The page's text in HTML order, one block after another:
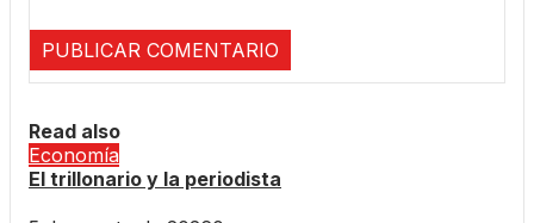
Read also
Economía
El trillonario y la periodista